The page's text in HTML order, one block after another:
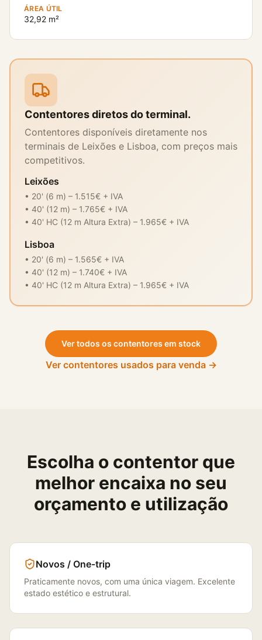
ÁREA ÚTIL
32,92 m²
Contentores diretos do terminal.
Contentores disponíveis diretamente nos
terminais de Leixões e Lisboa, com preços mais
competitivos.
Leixões
• 20' (6 m) – 1.515€ + IVA
• 40' (12 m) – 1.765€ + IVA
• 40' HC (12 m Altura Extra) – 1.965€ + IVA
Lisboa
• 20' (6 m) – 1.565€ + IVA
• 40' (12 m) – 1.740€ + IVA
• 40' HC (12 m Altura Extra) – 1.965€ + IVA
Ver todos os contentores em stock
Ver contentores usados para venda →
Escolha o contentor que
melhor encaixa no seu
orçamento e utilização
Novos / One-trip
Praticamente novos, com uma única viagem. Excelente
estado estético e estrutural.